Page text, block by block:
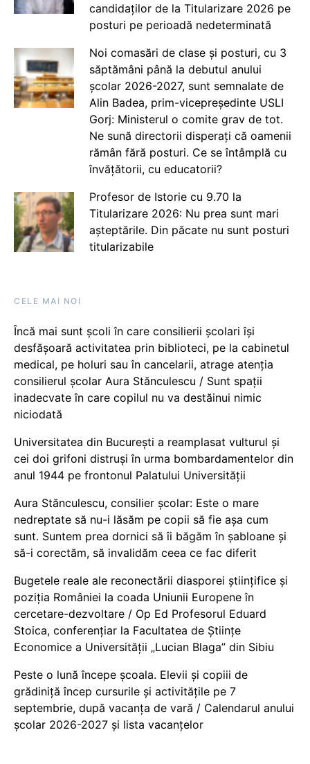
candidaților de la Titularizare 2026 pe
posturi pe perioadă nedeterminată
Noi comasări de clase și posturi, cu 3
săptămâni până la debutul anului
școlar 2026-2027, sunt semnalate de
Alin Badea, prim-vicepreședinte USLI
Gorj: Ministerul o comite grav de tot.
Ne sună directorii disperați că oamenii
rămân fără posturi. Ce se întâmplă cu
învățătorii, cu educatorii?
Profesor de Istorie cu 9.70 la
Titularizare 2026: Nu prea sunt mari
așteptările. Din păcate nu sunt posturi
titularizabile
CELE MAI NOI
Încă mai sunt școli în care consilierii școlari își
desfășoară activitatea prin biblioteci, pe la cabinetul
medical, pe holuri sau în cancelarii, atrage atenția
consilierul școlar Aura Stănculescu / Sunt spații
inadecvate în care copilul nu va destăinui nimic
niciodată
Universitatea din București a reamplasat vulturul și
cei doi grifoni distruși în urma bombardamentelor din
anul 1944 pe frontonul Palatului Universității
Aura Stănculescu, consilier școlar: Este o mare
nedreptate să nu-i lăsăm pe copii să fie așa cum
sunt. Suntem prea dornici să îi băgăm în șabloane și
să-i corectăm, să invalidăm ceea ce fac diferit
Bugetele reale ale reconectării diasporei științifice și
poziția României la coada Uniunii Europene în
cercetare-dezvoltare / Op Ed Profesorul Eduard
Stoica, conferențiar la Facultatea de Științe
Economice a Universității „Lucian Blaga” din Sibiu
Peste o lună începe școala. Elevii și copiii de
grădiniță încep cursurile și activitățile pe 7
septembrie, după vacanța de vară / Calendarul anului
școlar 2026-2027 și lista vacanțelor